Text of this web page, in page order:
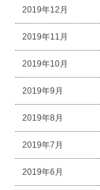
2019年12月
2019年11月
2019年10月
2019年9月
2019年8月
2019年7月
2019年6月